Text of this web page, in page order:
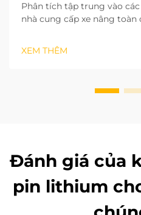
Phân tích tập trung vào
nhà cung cấp xe nâng
của khách hàng. Mỗi môi
cầu một loại xe nâng nhất
XEM THÊM
Đánh giá của
pin lithium